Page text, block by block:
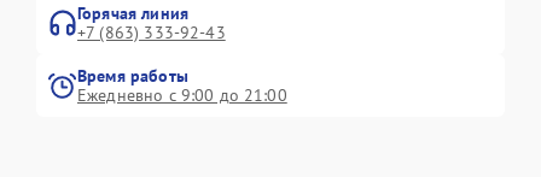
Горячая линия
+7 (863) 333-92-43
Время работы
Ежедневно с 9:00 до 21:00